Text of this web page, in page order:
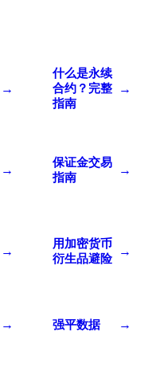
→
什么是永续
合约？完整
指南
→
→
保证金交易
指南
→
→
用加密货币
衍生品避险
→
→ 强平数据 →